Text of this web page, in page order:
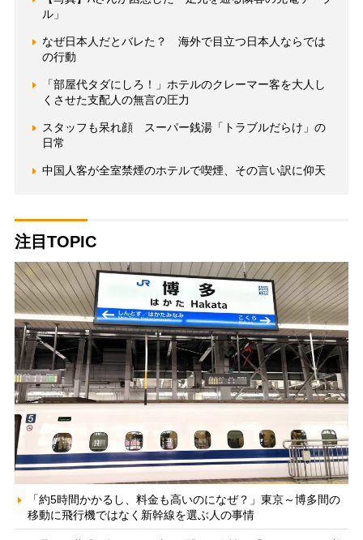
ル」
なぜ日本人だとバレた？ 海外で目立つ日本人ならでは
の行動
「部屋代タダにしろ！」ホテルのクレーマー客を大人し
くさせた支配人の無言の圧力
スタッフも呆れ顔 スーパー銭湯「トラブルだらけ」の
日常
中国人客が全室禁煙のホテルで喫煙、その言い訳に仰天
注目TOPIC
「約5時間かかるし、料金も高いのになぜ？」東京～博多間の
移動に飛行機ではなく新幹線を選ぶ人の事情